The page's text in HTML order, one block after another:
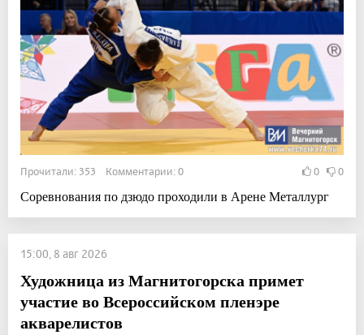
Прочитали: 353 Комментарии: 0 0 0
Соревнования по дзюдо проходили в Арене Металлург
15:00, 8 авг 2026
Художница из Магнитогорска примет
участие во Всероссийском пленэре
акварелистов